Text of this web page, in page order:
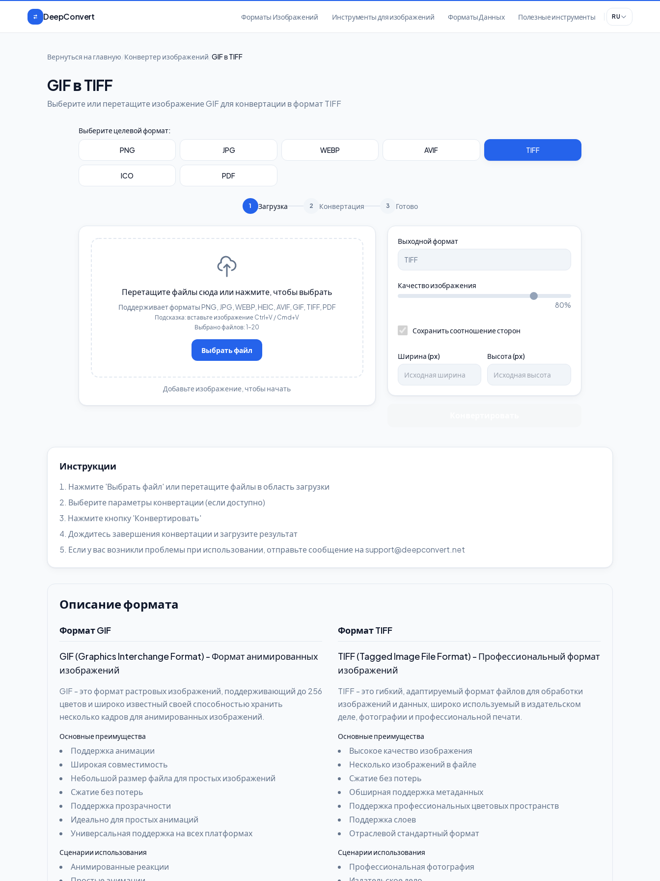
DeepConvert
Форматы Изображений Инструменты для изображений Форматы Данных Полезные инструменты RU
Вернуться на главную Конвертер изображений GIF в TIFF
GIF в TIFF
Выберите или перетащите изображение GIF для конвертации в формат TIFF
Выберите целевой формат:
PNG JPG WEBP AVIF TIFF
ICO PDF
1 Загрузка 2 Конвертация 3 Готово
Перетащите файлы сюда или нажмите, чтобы выбрать
Поддерживает форматы PNG, JPG, WEBP, HEIC, AVIF, GIF, TIFF, PDF
Подсказка: вставьте изображение Ctrl+V / Cmd+V
Выбрано файлов: 1–20
Выбрать файл
Добавьте изображение, чтобы начать
Выходной формат
Качество изображения
80%
Сохранить соотношение сторон
Ширина (px) Высота (px)
Инструкции
Нажмите 'Выбрать файл' или перетащите файлы в область загрузки
Выберите параметры конвертации (если доступно)
Нажмите кнопку 'Конвертировать'
Дождитесь завершения конвертации и загрузите результат
Если у вас возникли проблемы при использовании, отправьте сообщение на support@deepconvert.net
Описание формата
Формат GIF
GIF (Graphics Interchange Format) - Формат анимированных
изображений
GIF - это формат растровых изображений, поддерживающий до 256
цветов и широко известный своей способностью хранить
несколько кадров для анимированных изображений.
Основные преимущества
Поддержка анимации
Широкая совместимость
Небольшой размер файла для простых изображений
Сжатие без потерь
Поддержка прозрачности
Идеально для простых анимаций
Универсальная поддержка на всех платформах
Сценарии использования
Анимированные реакции
Формат TIFF
TIFF (Tagged Image File Format) - Профессиональный формат
изображений
TIFF - это гибкий, адаптируемый формат файлов для обработки
изображений и данных, широко используемый в издательском
деле, фотографии и профессиональной печати.
Основные преимущества
Высокое качество изображения
Несколько изображений в файле
Сжатие без потерь
Обширная поддержка метаданных
Поддержка профессиональных цветовых пространств
Поддержка слоев
Отраслевой стандартный формат
Сценарии использования
Профессиональная фотография